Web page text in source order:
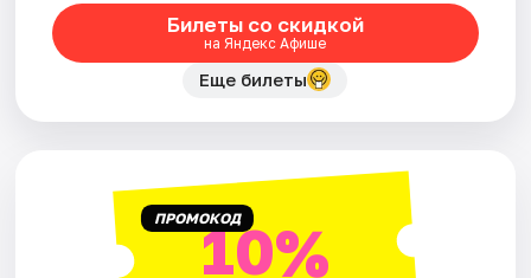
Билеты со скидкой
на Яндекс Афише
Еще билеты
ПРОМОКОД10%